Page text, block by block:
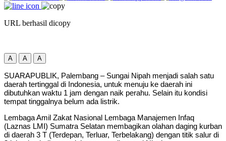
URL berhasil dicopy
A A A
SUARAPUBLIK, Palembang – Sungai Nipah menjadi salah satu
daerah tertinggal di Indonesia, untuk menuju ke daerah ini
dibutuhkan waktu 1 jam dengan naik perahu. Selain itu kondisi
tempat tinggalnya belum ada listrik.
Lembaga Amil Zakat Nasional Lembaga Manajemen Infaq
(Laznas LMI) Sumatra Selatan membagikan olahan daging kurban
di daerah 3 T (Terdepan, Terluar, Terbelakang) dengan titik salur di